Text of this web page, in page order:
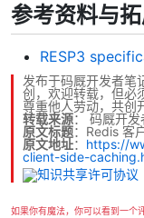
参考资料与
RESP3
发布于码厩开发者笔
创，欢迎转载，但必
尊重他人劳动，共创
转载来源： 码厩开发
原文标题：Redis 客
原文地址： https://
client-side-
如果你有魔法，你可以看到一个